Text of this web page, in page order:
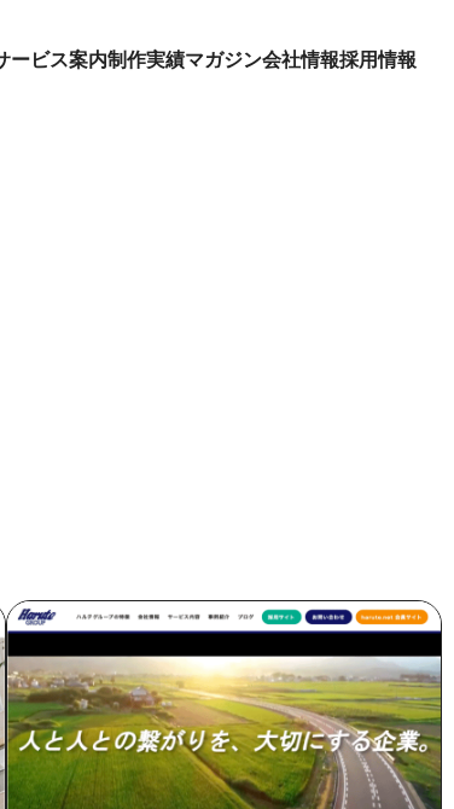
ービス案内制作実績マガジン会社情報採用情報